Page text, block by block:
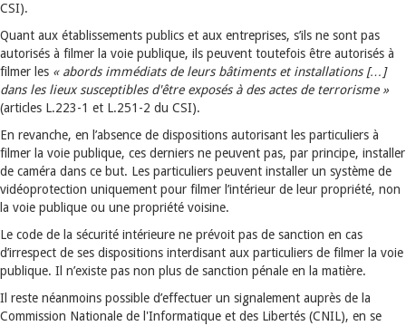
CSI).
Quant aux établissements publics et aux entreprises, s’ils ne sont pas
autorisés à filmer la voie publique, ils peuvent toutefois être autorisés à
filmer les « abords immédiats de leurs bâtiments et installations […]
dans les lieux susceptibles d'être exposés à des actes de terrorisme »
(articles L.223-1 et L.251-2 du CSI).
En revanche, en l’absence de dispositions autorisant les particuliers à
filmer la voie publique, ces derniers ne peuvent pas, par principe, installer
de caméra dans ce but. Les particuliers peuvent installer un système de
vidéoprotection uniquement pour filmer l’intérieur de leur propriété, non
la voie publique ou une propriété voisine.
Le code de la sécurité intérieure ne prévoit pas de sanction en cas
d’irrespect de ses dispositions interdisant aux particuliers de filmer la voie
publique. Il n’existe pas non plus de sanction pénale en la matière.
Il reste néanmoins possible d’effectuer un signalement auprès de la
Commission Nationale de l'Informatique et des Libertés (CNIL), en se